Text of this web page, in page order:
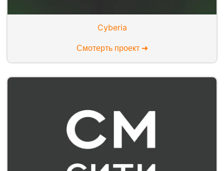
Cyberia
Смотерть проект ➜